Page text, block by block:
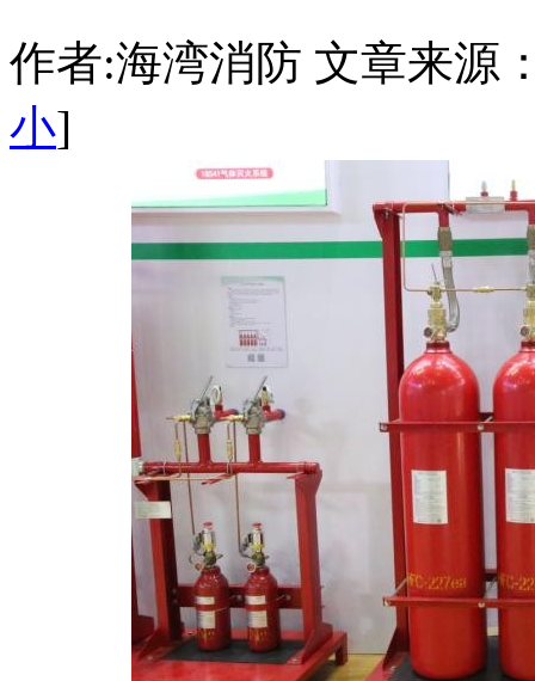
作者:海湾消防 文章来源
小]